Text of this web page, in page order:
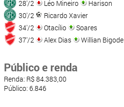
28'/2
Léo Mineiro
Harison
30'/2
Ricardo Xavier
34'/2
Otacílio
Soares
37'/2
Alex Dias Willian Bigode
Público e renda
Renda: R$ 84.383,00
Público: 6.846